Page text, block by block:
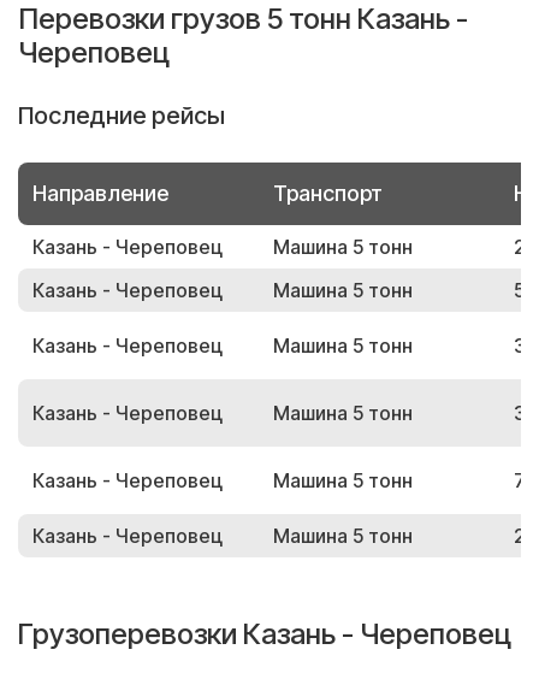
Перевозки грузов 5 тонн Казань -
Череповец
Последние рейсы
Направление Транспорт
Казань - Череповец Машина 5 тонн
Казань - Череповец
Машина 5 тонн
Казань - Череповец Машина 5 тонн
Казань - Череповец Машина 5 тонн
Казань - Череповец Машина 5 тонн
Казань - Череповец Машина 5 тонн
Грузоперевозки Казань - Череповец